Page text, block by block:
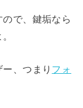
で、鍵垢なら
、つまり フォ